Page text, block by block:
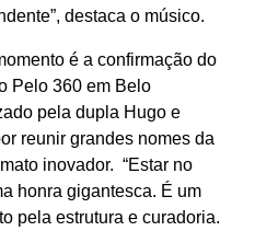
destaca o músico.
é a confirmação do
Pelo 360 em Belo
pela dupla Hugo e
reunir grandes nomes da
inovador. “Estar no
honra gigantesca. É um
pela estrutura e curadoria.